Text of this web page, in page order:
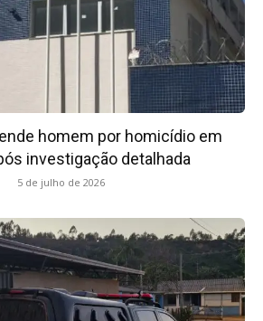
homem por homicídio em
investigação detalhada
5 de julho de 2026